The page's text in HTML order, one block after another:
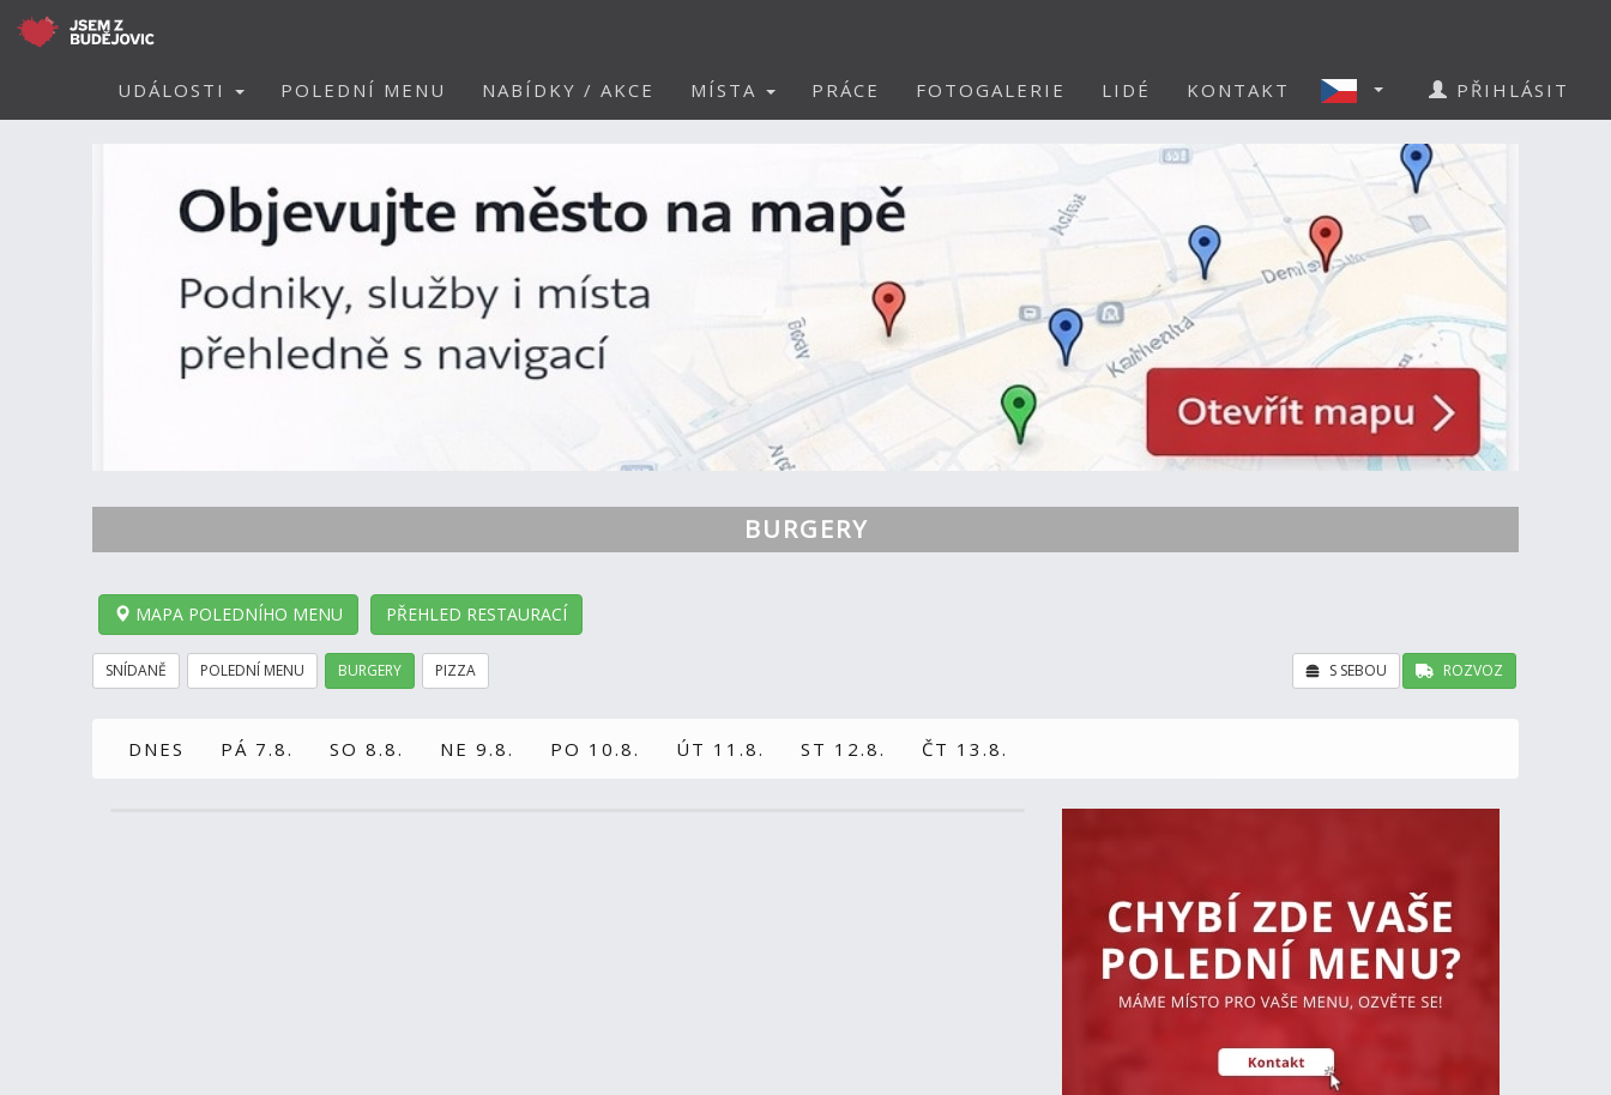
UDÁLOSTI POLEDNÍ MENU NABÍDKY / AKCE MÍSTA PRÁCE FOTOGALERIE LIDÉ KONTAKT PŘIHLÁSIT
BURGERY
MAPA POLEDNÍHO MENU PŘEHLED RESTAURACÍ
SNÍDANĚ POLEDNÍ MENU BURGERY PIZZA ROZVOZ
S SEBOU
DNES PÁ 7.8. SO 8.8. NE 9.8. PO 10.8. ÚT 11.8. ST 12.8. ČT 13.8.